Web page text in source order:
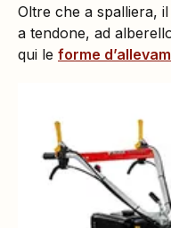
Oltre che a spalliera,
a tendone, ad
qui le forme